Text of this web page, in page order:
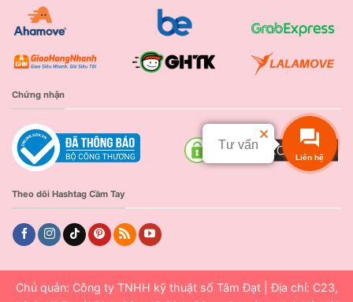
Chứng nhận
Theo dõi Hashtag Cầm Tay
Chủ quản: Công ty TNHH kỹ thuật số Tâm Đạt | Địa chỉ: C23,
Liên hệ
Tư vấn